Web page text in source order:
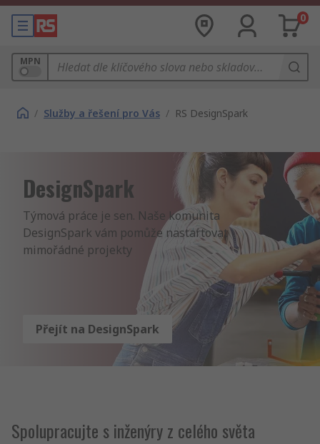
0
MPN
/ Služby a řešení pro Vás / RS DesignSpark
DesignSpark
Týmová práce je sen. Naše komunita
DesignSpark vám pomůže nastartovat
mimořádné projekty
Přejít na DesignSpark
Spolupracujte s inženýry z celého světa